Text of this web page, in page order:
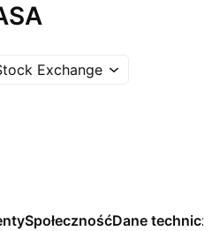
Exchange
SpołecznośćDane